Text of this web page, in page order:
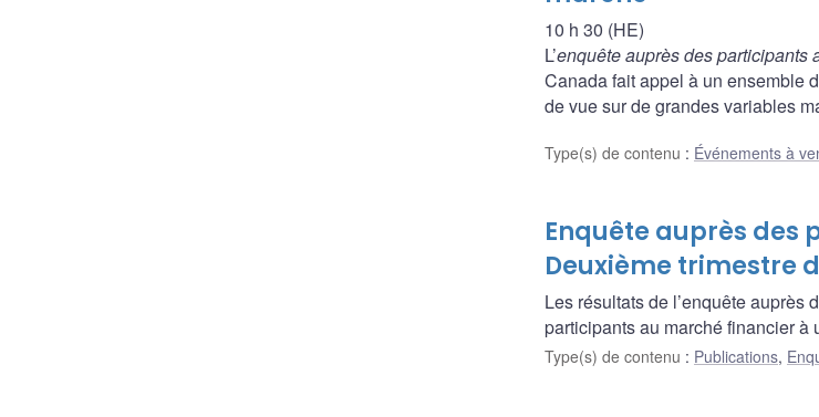
10 h 30 (HE)
L’enquête auprès des participants
Canada fait appel à un ensemble
de vue sur de grandes variables
Type(s) de contenu : Événements à
Enquête auprès
Deuxième trimestre
Les résultats de l’enquête auprès
participants au marché financier à
Type(s) de contenu : Publications,